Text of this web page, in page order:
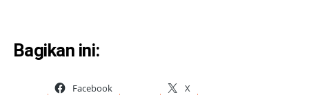
Bagikan ini:
Facebook X